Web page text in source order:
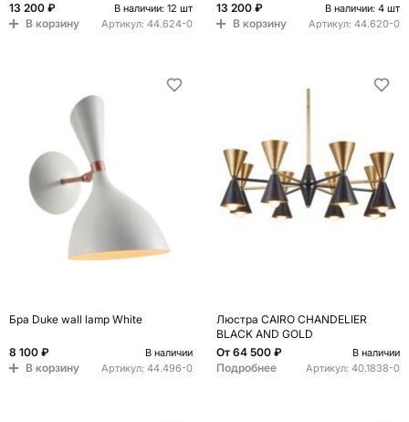
13 200 ₽
В наличии: 12 шт
В корзину Артикул: 44.624-0
13 200 ₽
В наличии: 4 шт
В корзину Артикул: 44.620-0
Бра Duke wall lamp White
8 100 ₽ В наличии
В корзину Артикул: 44.496-0
Люстра CAIRO CHANDELIER
BLACK AND GOLD
От 64 500 ₽ В наличии
Подробнее Артикул: 40.1838-0